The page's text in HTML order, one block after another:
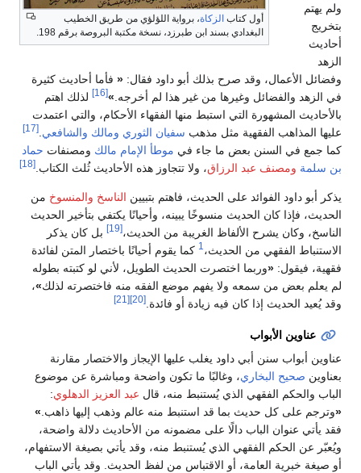
أول كتاب الزكاة، برواية اللؤلؤي من طريق الخطيب
البغدادي بسند ابن طبرزد، نسخة مكتبة البروصة برقم 198.
ولم يهتم
بتخريج
أحاديث
الزهد
وفضائل الأعمال، وقد صرح بذلك أبو داود فقال: « فأما أحاديث كثيرة
في الزهد والفضائل وغيرها من غير هذا لم أخرجه. »
[16]
لذلك اهتم
بالأحاديث المشهورة التي استبط منها الفقهاء الأحكام، والتي اعتمدت
عليها المذاهب الفقهية مثل مذهب سفيان الثوري ومالك والشافعي [17]
كما جمع في السنن بعض ما جاء في موطأ الإمام مالك ومصنفات حماد
بن سلمة ومصنف عبد الرزاق، ولا تتجاوز هذه الأحاديث ثُلث الكتاب. [18]
يذكر أبو داود الفوائد على الحديث، فاهتم بتبيين الناسخ والمنسوخ من
الحديث، فإذا كان الحديث منسوخًا يبينه، وأحيانًا يكتفي بتأخير الحديث
الناسخ، وكان يشرح الألفاظ الغريبة من الحديث،[19]
بل كان يذكر
الاستنباط الفقهي من الحديث، 1 كما يقوم أحيانًا باختصار المتن لفائدة
فقهية، فيقول: «وربما اختصرت الحديث الطويل، لأني لو كتبته بطوله
لم يعلم بعض من سمعه ولا يفهم موضع الفقه منه فاختصرته لذلك»،
وقد يُعيد الحديث إذا كان فيه زيادة أو فائدة. [20]
[21]
عناوين الأبواب
عناوين أبواب سنن أبي داود يغلب عليها الإيجاز والاختصار مقارنة
بعناوين صحيح البخاري، وغالبًا ما تكون واضحة ومباشرة عن موضوع
الباب والحكم الفقهي الذي يُستنبط منه، قال عبد العزيز الدهلوي:
«وترجم على كل حديث بما قد استنبط منه عالم وذهب إليها ذاهب.»
فقد يأتي عنوان الباب دالًا على مضمونه من الأحاديث دلالة واضحة،
ويُعبّر عن الحكم الفقهي الذي يُستنبط منه، وقد يأتي بصيغة الاستفهام،
أو صيغة خبرية العامة، أو الاقتباس من لفظ الحديث. وقد يأتي الباب